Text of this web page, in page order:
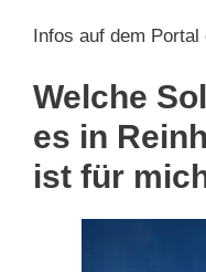
Infos auf dem Portal
Welche
es in
ist für